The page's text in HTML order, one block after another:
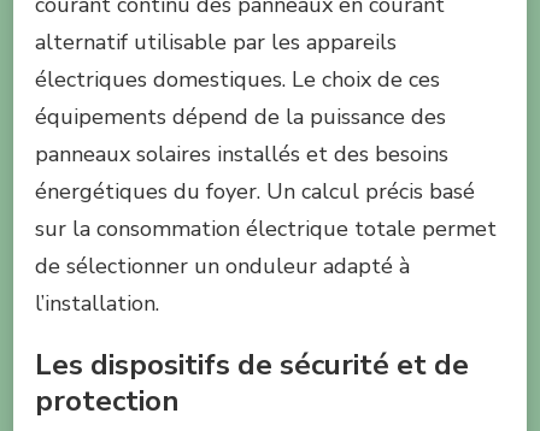
alternatif utilisable par les appareils
électriques domestiques. Le choix de ces
équipements dépend de la puissance des
panneaux solaires installés et des besoins
énergétiques du foyer. Un calcul précis basé
sur la consommation électrique totale permet
de sélectionner un onduleur adapté à
l’installation.
Les dispositifs de sécurité et de
protection